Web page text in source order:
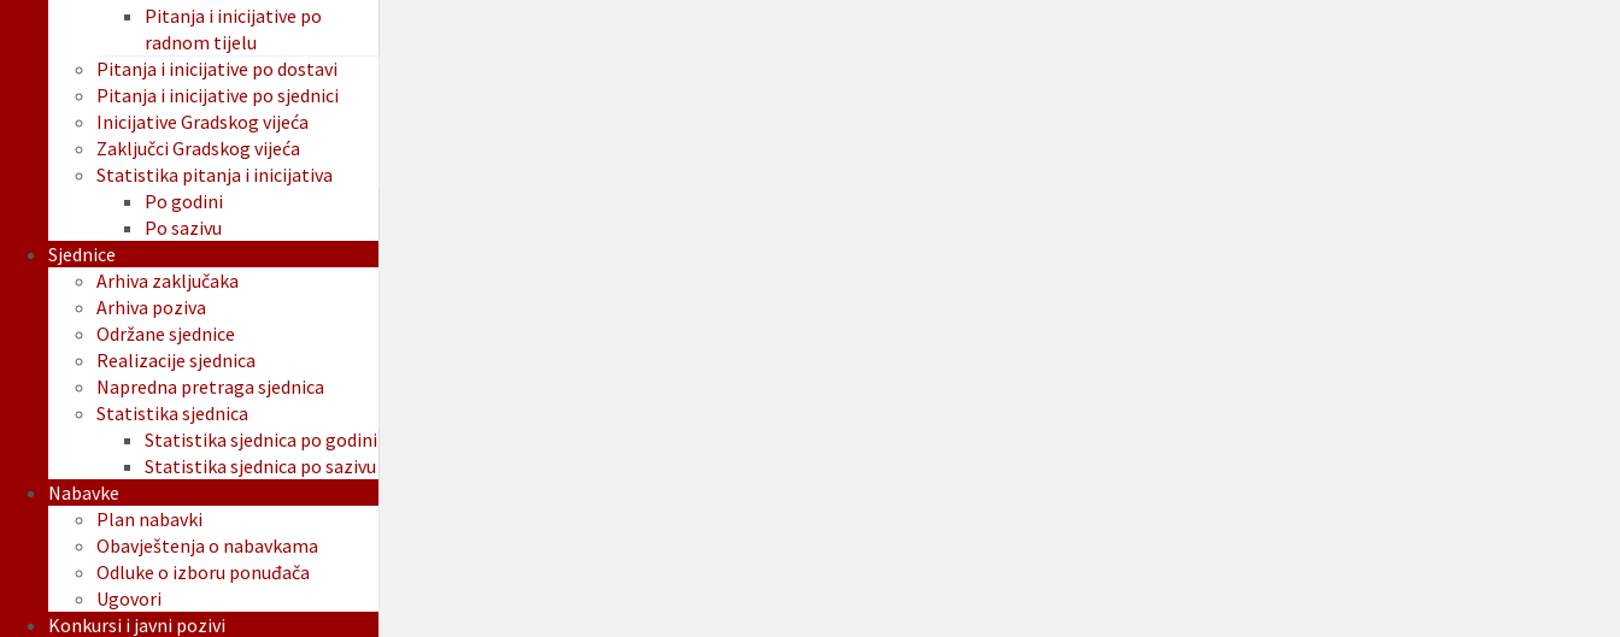
Pitanja i inicijative po
radnom tijelu
Pitanja i inicijative po dostavi
Pitanja i inicijative po sjednici
Inicijative Gradskog vijeća
Zaključci Gradskog vijeća
Statistika pitanja i inicijativa
Po godini
Po sazivu
Sjednice
Arhiva zaključaka
Arhiva poziva
Održane sjednice
Realizacije sjednica
Napredna pretraga sjednica
Statistika sjednica
Statistika sjednica po godini
Statistika sjednica po sazivu
Nabavke
Plan nabavki
Obavještenja o nabavkama
Odluke o izboru ponuđača
Ugovori
Konkursi i javni pozivi